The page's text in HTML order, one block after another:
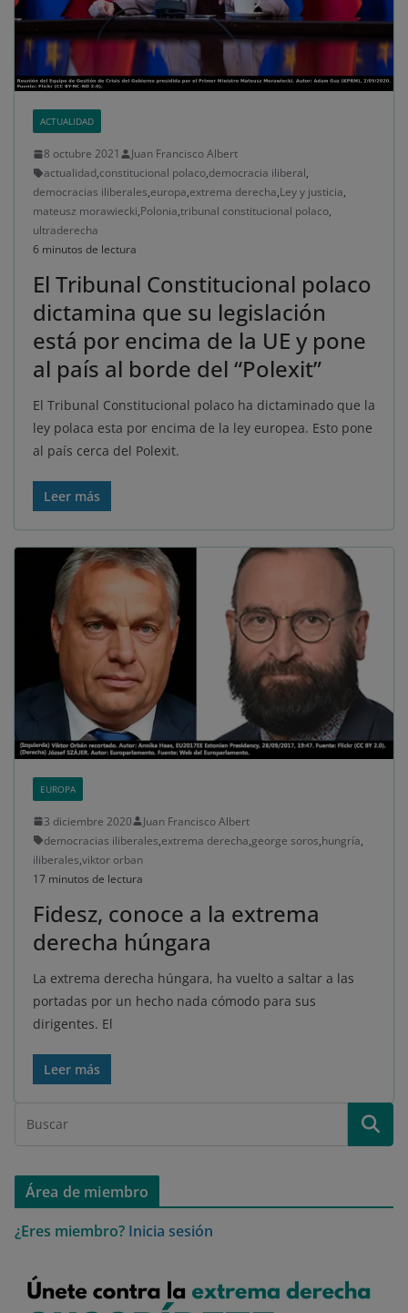
ACTUALIDAD
8 octubre 2021
Juan Francisco Albert
actualidad,constitucional polaco,democracia iliberal,
democracias iliberales,europa,extrema derecha,Ley y justicia,
mateusz morawiecki,Polonia,tribunal constitucional polaco,
ultraderecha
6 minutos de lectura
El Tribunal Constitucional polaco
dictamina que su legislación
está por encima de la UE y pone
al país al borde del “Polexit”
El Tribunal Constitucional polaco ha dictaminado que la
ley polaca esta por encima de la ley europea. Esto pone
al país cerca del Polexit.
Leer más
EUROPA
3 diciembre 2020
Juan Francisco Albert
democracias iliberales,extrema derecha,george soros,hungría,
iliberales,viktor orban
17 minutos de lectura
Fidesz, conoce a la extrema
derecha húngara
La extrema derecha húngara, ha vuelto a saltar a las
portadas por un hecho nada cómodo para sus
dirigentes. El
Leer más
Área de miembro
¿Eres miembro? Inicia sesión